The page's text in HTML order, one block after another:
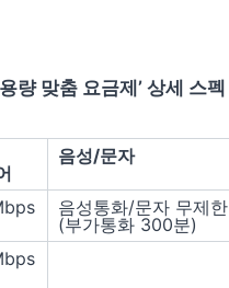
량 맞춤 요금제’ 상세 스펙
음성/문자
음성통화/문자 무제한
(부가통화 300분)